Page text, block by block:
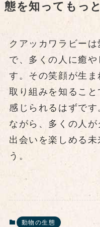
態を知ってもっ
クアッカワラビー
で、多くの人に癒
す。その笑顔が生
取り組みを知るこ
感じられるはずで
ながら、多くの人
出会いを楽しめる
う。
動物の生態